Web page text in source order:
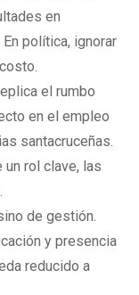
en
política, ignorar
el rumbo
en el empleo
santacruceñas.
un rol clave, las
de gestión.
y presencia
reducido a